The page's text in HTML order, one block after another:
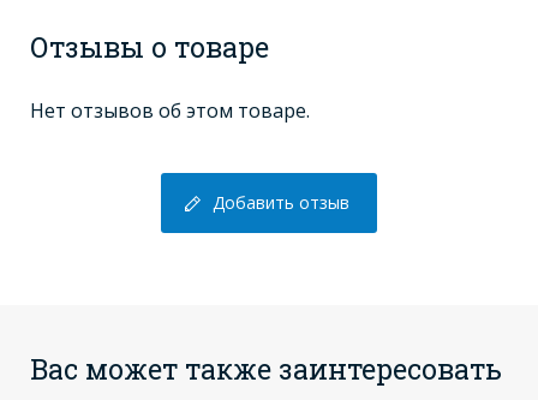
Отзывы о товаре
Нет отзывов об этом товаре.
Добавить отзыв
Вас может также заинтересовать